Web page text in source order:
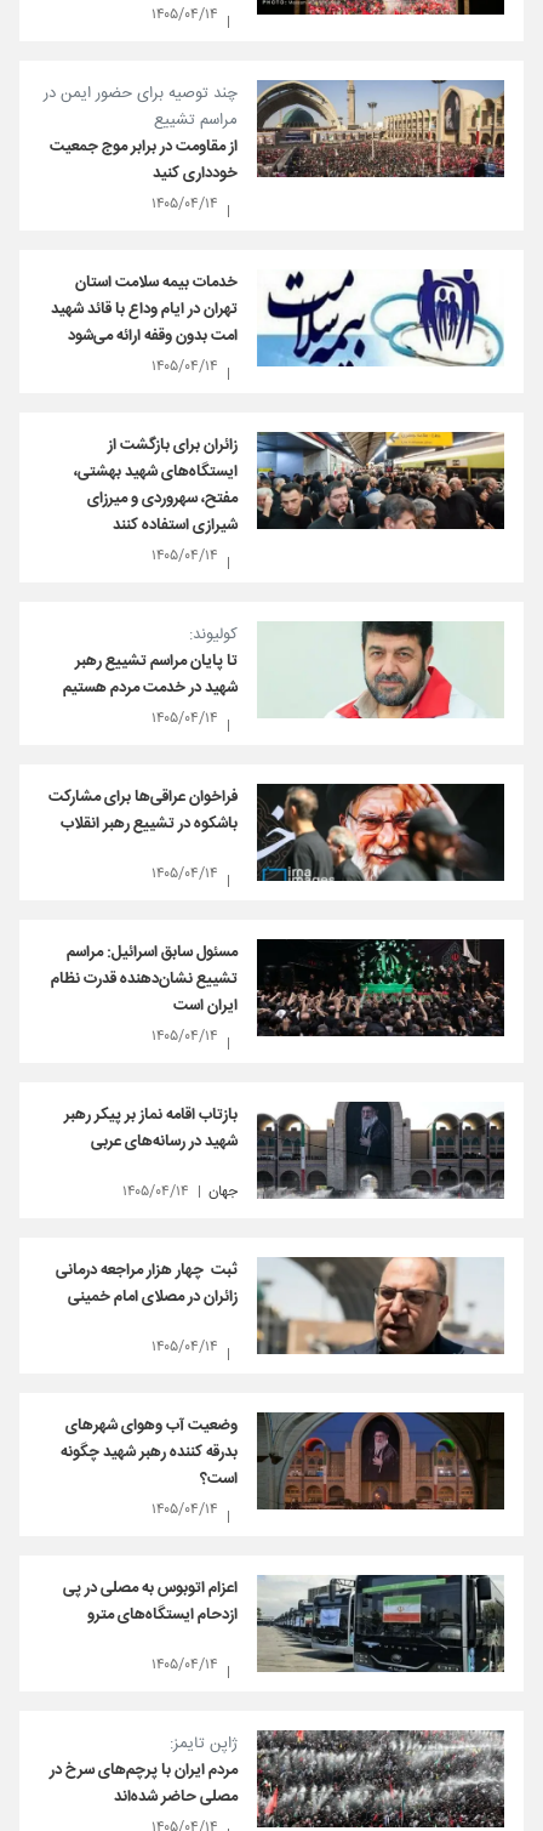
۱۴۰۵/۰۴/۱۴
چند توصیه‌ برای حضور ایمن در
مراسم تشییع
از مقاومت در برابر موج جمعیت
خودداری کنید
۱۴۰۵/۰۴/۱۴
خدمات بیمه سلامت استان
تهران در ایام وداع با قائد شهید
امت بدون وقفه ارائه می‌شود
۱۴۰۵/۰۴/۱۴
زائران برای بازگشت از
ایستگاه‌های شهید بهشتی،
مفتح، سهروردی و میرزای
شیرازی استفاده کنند
۱۴۰۵/۰۴/۱۴
کولیوند:
تا پایان مراسم تشییع رهبر
شهید در خدمت مردم هستیم
۱۴۰۵/۰۴/۱۴
فراخوان عراقی‌ها برای مشارکت
باشکوه در تشییع رهبر انقلاب
۱۴۰۵/۰۴/۱۴
مسئول سابق اسرائیل: مراسم
تشییع نشان‌دهنده قدرت نظام
ایران است
۱۴۰۵/۰۴/۱۴
بازتاب اقامه نماز بر پیکر رهبر
شهید در رسانه‌های عربی
جهان ۱۴۰۵/۰۴/۱۴
ثبت چهار هزار مراجعه درمانی
زائران در مصلای امام خمینی
۱۴۰۵/۰۴/۱۴
وضعیت آب وهوای شهرهای
بدرقه کننده رهبر شهید چگونه
است؟
۱۴۰۵/۰۴/۱۴
اعزام اتوبوس به مصلی در پی
ازدحام ایستگاه‌های مترو
۱۴۰۵/۰۴/۱۴
ژاپن تایمز:
مردم ایران با پرچم‌های سرخ در
مصلی حاضر شده‌اند